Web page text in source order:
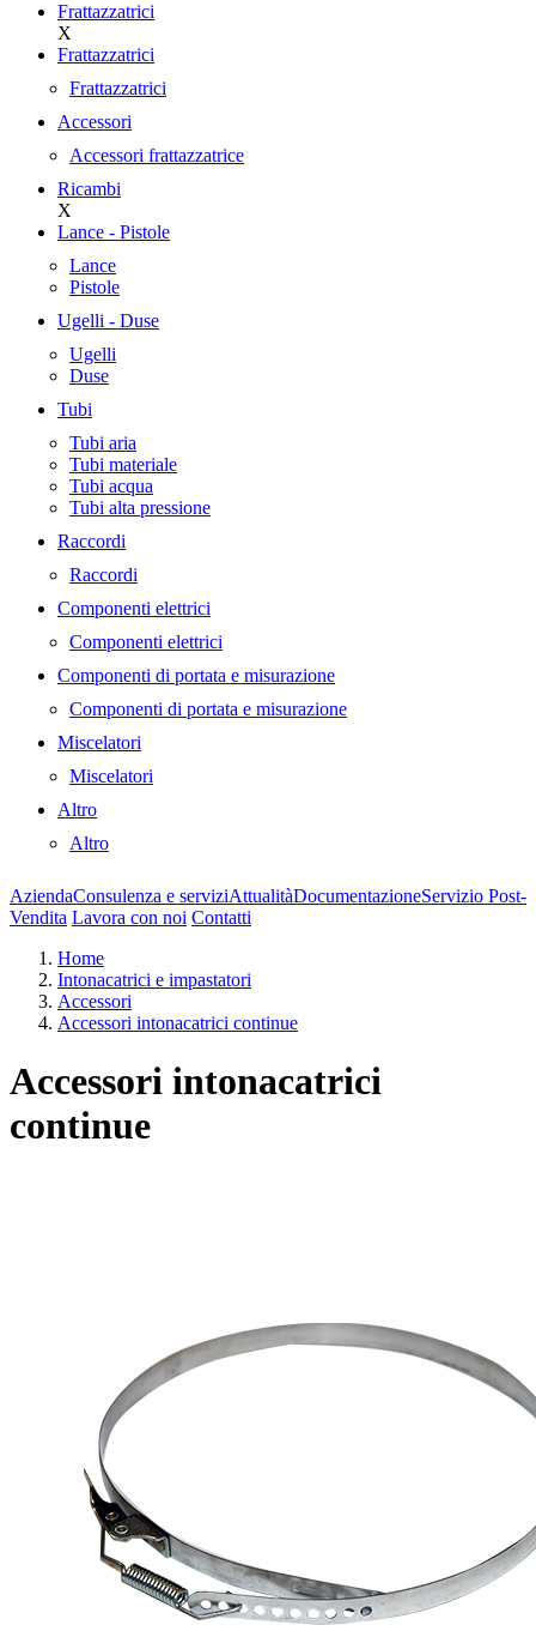
Frattazzatrici
X
Frattazzatrici
Frattazzatrici
Accessori
Accessori frattazzatrice
Ricambi
X
Lance - Pistole
Lance
Pistole
Ugelli - Duse
Ugelli
Duse
Tubi
Tubi aria
Tubi materiale
Tubi acqua
Tubi alta pressione
Raccordi
Raccordi
Componenti elettrici
Componenti elettrici
Componenti di portata e misurazione
Componenti di portata e misurazione
Miscelatori
Miscelatori
Altro
Altro
AziendaConsulenza e serviziAttualitàDocumentazioneServizio Post-
Vendita Lavora con noi Contatti
Home
Intonacatrici e impastatori
Accessori
Accessori intonacatrici continue
Accessori intonacatrici
continue